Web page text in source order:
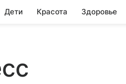
Дети Красота Здоровье